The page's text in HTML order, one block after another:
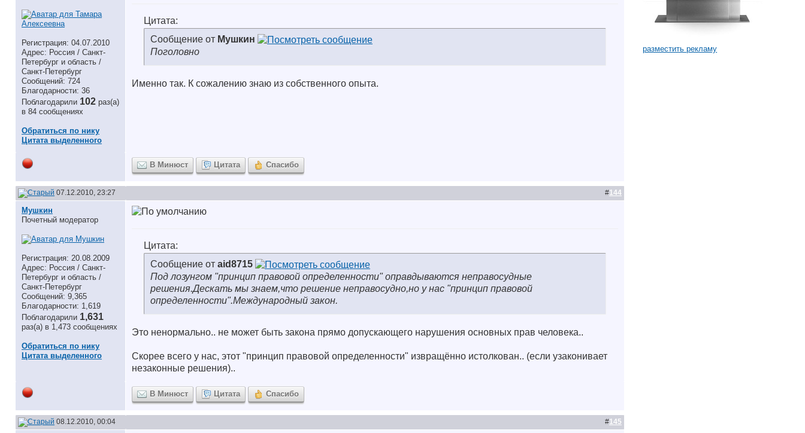
Регистрация: 04.07.2010
Адрес: Россия / Санкт-
Петербург и область /
Санкт-Петербург
Сообщений: 724
Благодарности: 36
Поблагодарили 102 раз(а)
в 84 сообщениях
Обратиться по нику
Цитата выделенного
Цитата:
Сообщение от Мушкин
Поголовно
Именно так. К сожалению знаю из собственного опыта.
В Минюст Цитата Спасибо
07.12.2010, 23:27 #144
Мушкин
Почетный модератор
Регистрация: 20.08.2009
Адрес: Россия / Санкт-
Петербург и область /
Санкт-Петербург
Сообщений: 9,365
Благодарности: 1,619
Поблагодарили 1,631
раз(а) в 1,473 сообщениях
Обратиться по нику
Цитата выделенного
Цитата:
Сообщение от aid8715
Под лозунгом "принцип правовой определенности" оправдываются неправосудные
решения.Дескать мы знаем,что решение неправосудно,но у нас "принцип правовой
определенности".Международный закон.
Это ненормально.. не может быть закона прямо допускающего нарушения основных прав человека..
Скорее всего у нас, этот "принцип правовой определенности" извращённо истолкован.. (если узаконивает
незаконные решения)..
В Минюст Цитата Спасибо
08.12.2010, 00:04 #145
разместить рекламу